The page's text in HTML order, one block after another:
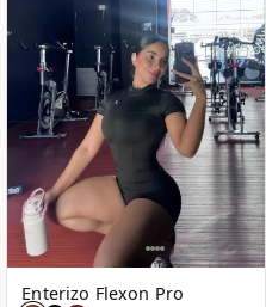
Enterizo Flexon Pro